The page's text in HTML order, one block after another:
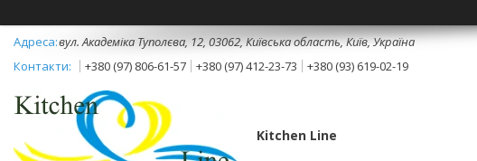
вул. Академіка Туполєва, 12, 03062, Київська область, Київ, Україна
+380 (97) 806-61-57
+380 (97) 412-23-73 +380 (93) 619-02-19
Kitchen Line